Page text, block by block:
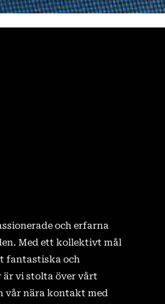
och erfarna
Med ett kollektivt mål
fantastiska och
vi stolta över vårt
vår nära kontakt med